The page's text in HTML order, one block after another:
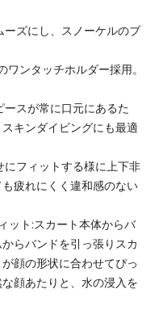
ズにし、スノーケルのブ
ンタッチホルダー採用。
スが常に口元にあるた
キンダイビングにも最適
フィットする様に上下非
疲れにくく違和感のない
ット:スカート本体からバ
らバンドを引っ張りスカ
顔の形状に合わせてぴっ
顔あたりと、水の浸入を